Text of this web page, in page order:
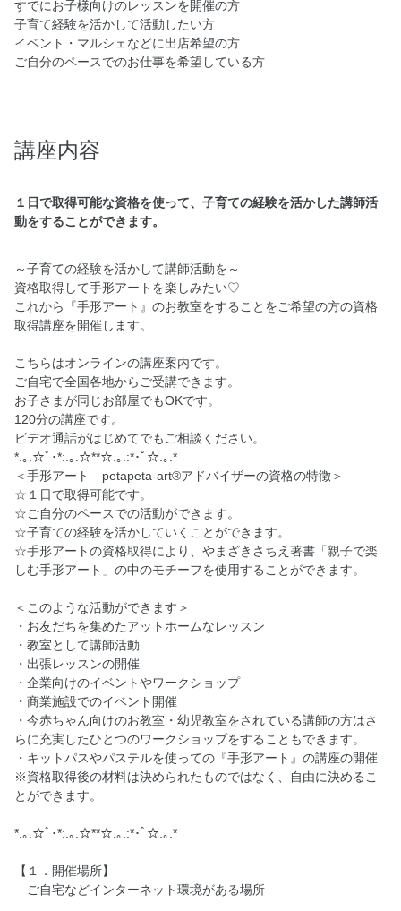
すでにお子様向けのレッスンを開催の方
子育て経験を活かして活動したい方
イベント・マルシェなどに出店希望の方
ご自分のペースでのお仕事を希望している方
講座内容
１日で取得可能な資格を使って、子育ての経験を活かした講師活
動をすることができます。
～子育ての経験を活かして講師活動を～
資格取得して手形アートを楽しみたい♡
これから『手形アート』のお教室をすることをご希望の方の資格
取得講座を開催します。
こちらはオンラインの講座案内です。
ご自宅で全国各地からご受講できます。
お子さまが同じお部屋でもOKです。
120分の講座です。
ビデオ通話がはじめてでもご相談ください。
*.｡.☆ﾟ･*:.｡.☆**☆.｡.:*･ﾟ☆.｡.*
＜手形アート petapeta-art®アドバイザーの資格の特徴＞
☆１日で取得可能です。
☆ご自分のペースでの活動ができます。
☆子育ての経験を活かしていくことができます。
☆手形アートの資格取得により、やまざきさちえ著書「親子で楽
しむ手形アート」の中のモチーフを使用することができます。
＜このような活動ができます＞
・お友だちを集めたアットホームなレッスン
・教室として講師活動
・出張レッスンの開催
・企業向けのイベントやワークショップ
・商業施設でのイベント開催
・今赤ちゃん向けのお教室・幼児教室をされている講師の方はさ
らに充実したひとつのワークショップをすることもできます。
・キットパスやパステルを使っての『手形アート』の講座の開催
※資格取得後の材料は決められたものではなく、自由に決めるこ
とができます。
*.｡.☆ﾟ･*:.｡.☆**☆.｡.:*･ﾟ☆.｡.*
【１．開催場所】
ご自宅などインターネット環境がある場所